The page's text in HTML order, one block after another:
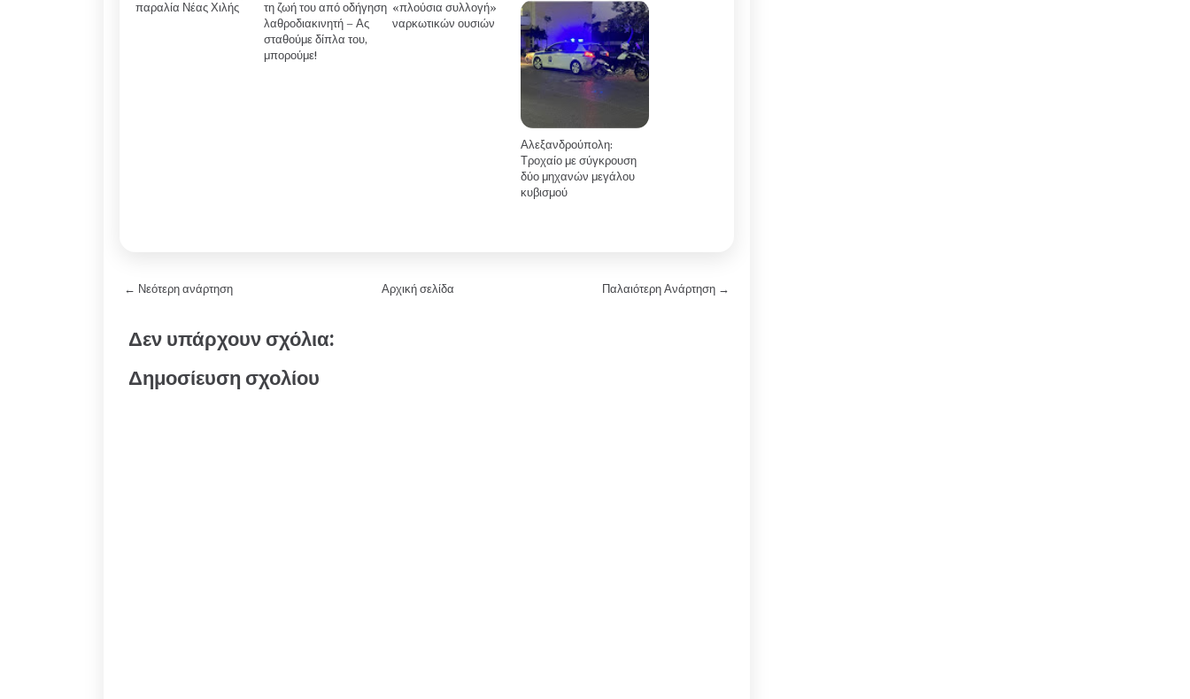
παραλία Νέας Χιλής
τη ζωή του από οδήγηση
λαθροδιακινητή – Ας
σταθούμε δίπλα του,
μπορούμε!
«πλούσια συλλογή»
ναρκωτικών ουσιών
Αλεξανδρούπολη:
Τροχαίο με σύγκρουση
δύο μηχανών μεγάλου
κυβισμού
← Νεότερη ανάρτηση Παλαιότερη Ανάρτηση →
Αρχική σελίδα
Δεν υπάρχουν σχόλια:
Δημοσίευση σχολίου